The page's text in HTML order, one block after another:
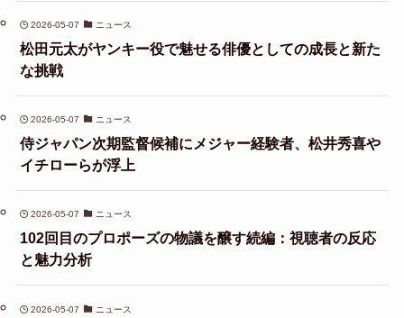
2026-05-07 ニュース
松田元太がヤンキー役で魅せる俳優としての成長と新た
な挑戦
2026-05-07 ニュース
侍ジャパン次期監督候補にメジャー経験者、松井秀喜や
イチローらが浮上
2026-05-07 ニュース
102回目のプロポーズの物議を醸す続編：視聴者の反応
と魅力分析
2026-05-07 ニュース